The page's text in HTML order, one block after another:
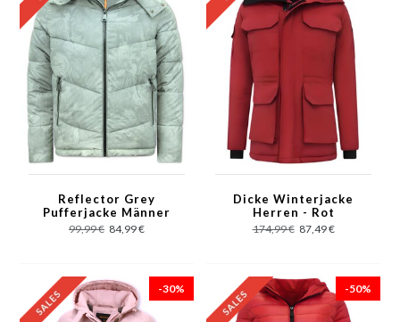
Reflector Grey
Pufferjacke Männer
mit Kapuze
99,99 € 84,99 €
Dicke Winterjacke
Herren - Rot
174,99 € 87,49 €
-30% -50%